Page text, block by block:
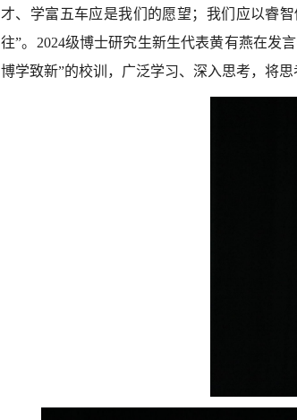
才、学富五车应是我们的愿望；我们应以睿
往”。2024级博士研究生新生代表黄有燕在发
博学致新”的校训，广泛学习、深入思考，将